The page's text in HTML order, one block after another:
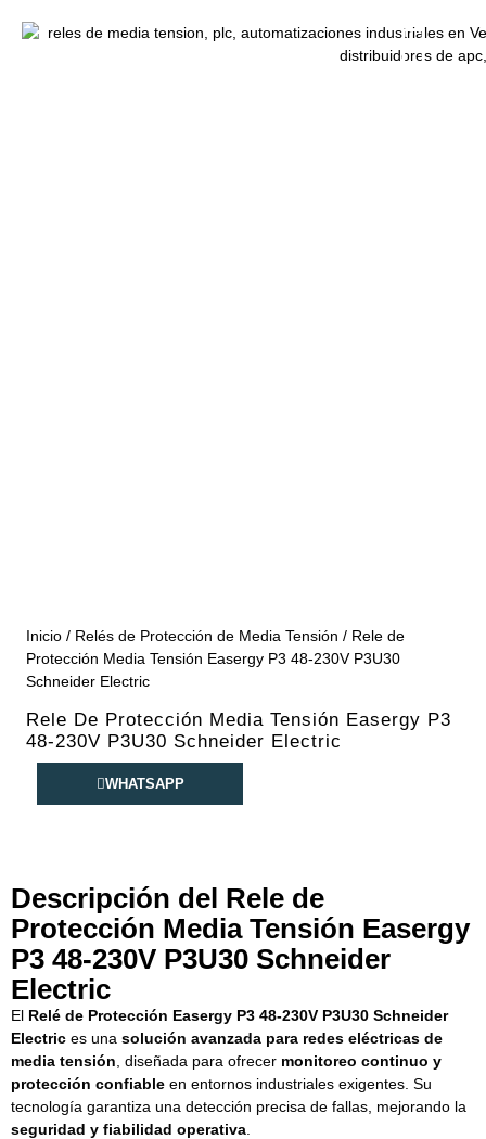
Inicio / Relés de Protección de Media Tensión / Rele de
Protección Media Tensión Easergy P3 48-230V P3U30
Schneider Electric
Rele De Protección Media Tensión Easergy P3
48-230V P3U30 Schneider Electric
WHATSAPP
Descripción del Rele de
Protección Media Tensión Easergy
P3 48-230V P3U30 Schneider
Electric
El Relé de Protección Easergy P3 48-230V P3U30 Schneider
Electric es una solución avanzada para redes eléctricas de
media tensión , diseñada para ofrecer monitoreo continuo y
protección confiable en entornos industriales exigentes. Su
tecnología garantiza una detección precisa de fallas, mejorando la
seguridad y fiabilidad operativa